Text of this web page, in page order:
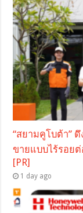
“สยามคูโบต้า”
ขายแบบไร้รอยต่
[PR]
1 day ago